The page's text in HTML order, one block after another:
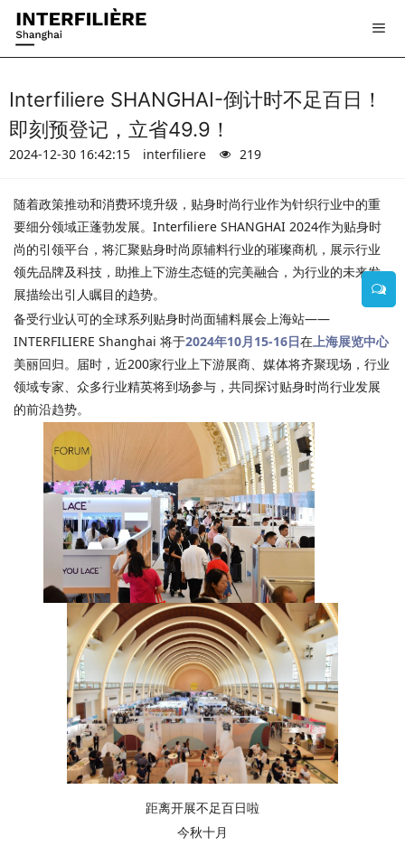
Interfiliere SHANGHAI-倒计时不足百日！
即刻预登记，立省49.9！
2024-12-30 16:42:15 interfiliere 219
随着政策推动和消费环境升级，贴身时尚行业作为针织行业中的重
要细分领域正蓬勃发展。Interfiliere SHANGHAI 2024作为贴身时
尚的引领平台，将汇聚贴身时尚原辅料行业的璀璨商机，展示行业
领先品牌及科技，助推上下游生态链的完美融合，为行业的未来发
展描绘出引人瞩目的趋势。
备受行业认可的全球系列贴身时尚面辅料展会上海站——
INTERFILIERE Shanghai 将于2024年10月15-16日在上海展览中心
美丽回归。届时，近200家行业上下游展商、媒体将齐聚现场，行业
领域专家、众多行业精英将到场参与，共同探讨贴身时尚行业发展
的前沿趋势。
距离开展不足百日啦
今秋十月